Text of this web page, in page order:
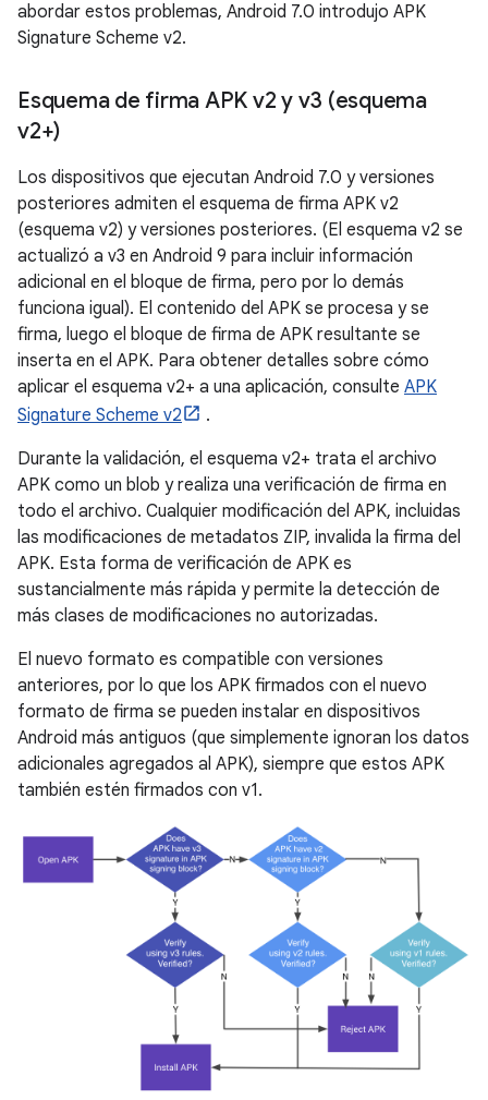
abordar estos problemas, Android 7.0 introdujo APK
Signature Scheme v2.
Esquema de firma APK v2 y v3 (esquema
v2+)
Los dispositivos que ejecutan Android 7.0 y versiones
posteriores admiten el esquema de firma APK v2
(esquema v2) y versiones posteriores. (El esquema v2 se
actualizó a v3 en Android 9 para incluir información
adicional en el bloque de firma, pero por lo demás
funciona igual). El contenido del APK se procesa y se
firma, luego el bloque de firma de APK resultante se
inserta en el APK. Para obtener detalles sobre cómo
aplicar el esquema v2+ a una aplicación, consulte APK
Signature Scheme v2
.
Durante la validación, el esquema v2+ trata el archivo
APK como un blob y realiza una verificación de firma en
todo el archivo. Cualquier modificación del APK, incluidas
las modificaciones de metadatos ZIP, invalida la firma del
APK. Esta forma de verificación de APK es
sustancialmente más rápida y permite la detección de
más clases de modificaciones no autorizadas.
El nuevo formato es compatible con versiones
anteriores, por lo que los APK firmados con el nuevo
formato de firma se pueden instalar en dispositivos
Android más antiguos (que simplemente ignoran los datos
adicionales agregados al APK), siempre que estos APK
también estén firmados con v1.